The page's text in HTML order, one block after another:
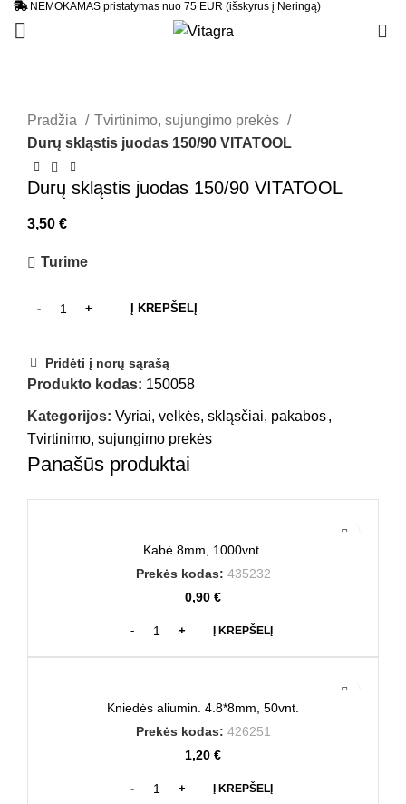
NEMOKAMAS pristatymas nuo 75 EUR (išskyrus į Neringą)
Pradžia
Tvirtinimo, sujungimo prekės
Durų skląstis juodas 150/90 VITATOOL
Durų skląstis juodas 150/90 VITATOOL
3,50 €
Turime
Į KREPŠELĮ
Pridėti į norų sąrašą
Produkto kodas: 150058
Kategorijos: Vyriai, velkės, skląsčiai, pakabos,
Tvirtinimo, sujungimo prekės
Panašūs produktai
Kabė 8mm, 1000vnt.
Prekės kodas: 435232
0,90 €
Į KREPŠELĮ
Kniedės aliumin. 4.8*8mm, 50vnt.
Prekės kodas: 426251
1,20 €
Į KREPŠELĮ